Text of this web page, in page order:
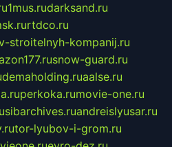
1mus.rudarksand.ru
rtdco.ru
stroitelnyh-kompanij.ru
snow-guard.ru
demaholding.ruaalse.ru
perkoka.rumovie-one.ru
sibarchives.ruandreislyusar.ru
tor-lyubov-i-grom.ru